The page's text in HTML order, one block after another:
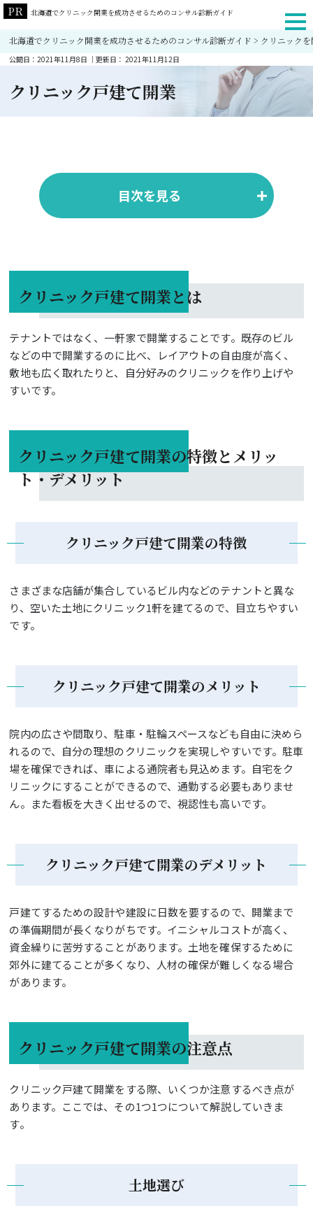
北海道でクリニック開業を成功させるためのコンサル診断ガイド
北海道でクリニック開業を成功させるためのコンサル診断ガイド > クリニック
公開日：2021年11月8日 ｜更新日：2021年11月12日
クリニック戸建て開業
目次を見る
クリニック戸建て開業の特徴とメリット・デメリット
クリニック戸建て開業の注意点
クリニック戸建て開業とは
テナントではなく、一軒家で開業することです。既存のビル
などの中で開業するのに比べ、レイアウトの自由度が高く、
敷地も広く取れたりと、自分好みのクリニックを作り上げや
すいです。
クリニック戸建て開業の特徴とメリッ
ト・デメリット
クリニック戸建て開業の特徴
さまざまな店舗が集合しているビル内などのテナントと異な
り、空いた土地にクリニック1軒を建てるので、目立ちやすい
です。
クリニック戸建て開業のメリット
院内の広さや間取り、駐車・駐輪スペースなども自由に決めら
れるので、自分の理想のクリニックを実現しやすいです。駐車
場を確保できれば、車による通院者も見込めます。自宅をク
リニックにすることができるので、通勤する必要もありませ
ん。また看板を大きく出せるので、視認性も高いです。
クリニック戸建て開業のデメリット
戸建てするための設計や建設に日数を要するので、開業まで
の準備期間が長くなりがちです。イニシャルコストが高く、
資金繰りに苦労することがあります。土地を確保するために
郊外に建てることが多くなり、人材の確保が難しくなる場合
があります。
クリニック戸建て開業の注意点
クリニック戸建て開業をする際、いくつか注意するべき点が
あります。ここでは、その1つ1つについて解説していきま
す。
土地選び